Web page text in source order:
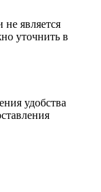
является
уточнить в
удобства